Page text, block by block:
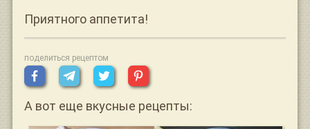
Приятного аппетита!
поделиться рецептом
А вот еще вкусные рецепты: